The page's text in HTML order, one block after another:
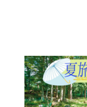
名所・旧跡